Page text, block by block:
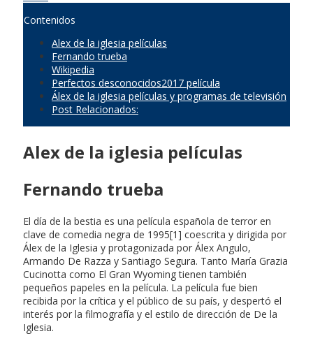
Contenidos
Alex de la iglesia películas
Fernando trueba
Wikipedia
Perfectos desconocidos2017 película
Álex de la iglesia películas y programas de televisión
Post Relacionados:
Alex de la iglesia películas
Fernando trueba
El día de la bestia es una película española de terror en
clave de comedia negra de 1995[1] coescrita y dirigida por
Álex de la Iglesia y protagonizada por Álex Angulo,
Armando De Razza y Santiago Segura. Tanto María Grazia
Cucinotta como El Gran Wyoming tienen también
pequeños papeles en la película. La película fue bien
recibida por la crítica y el público de su país, y despertó el
interés por la filmografía y el estilo de dirección de De la
Iglesia.